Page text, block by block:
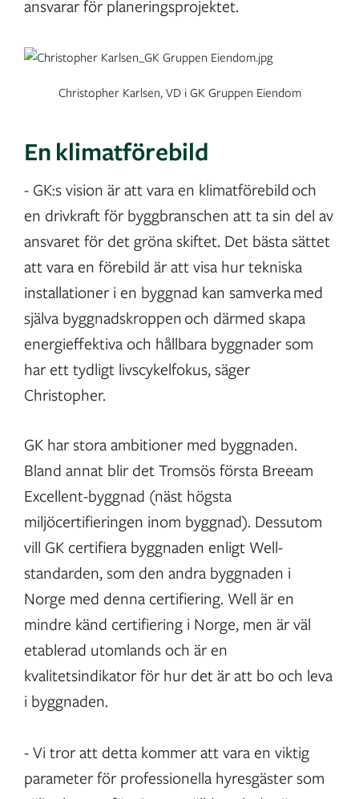
ansvarar för planeringsprojektet.
Christopher Karlsen, VD i GK Gruppen Eiendom
En klimatförebild
- GK:s vision är att vara en klimatförebild och
en drivkraft för byggbranschen att ta sin del av
ansvaret för det gröna skiftet. Det bästa sättet
att vara en förebild är att visa hur tekniska
installationer i en byggnad kan samverka med
själva byggnadskroppen och därmed skapa
energieffektiva och hållbara byggnader som
har ett tydligt livscykelfokus, säger
Christopher.
GK har stora ambitioner med byggnaden.
Bland annat blir det Tromsös första Breeam
Excellent-byggnad (näst högsta
miljöcertifieringen inom byggnad). Dessutom
vill GK certifiera byggnaden enligt Well-
standarden, som den andra byggnaden i
Norge med denna certifiering. Well är en
mindre känd certifiering i Norge, men är väl
etablerad utomlands och är en
kvalitetsindikator för hur det är att bo och leva
i byggnaden.
- Vi tror att detta kommer att vara en viktig
parameter för professionella hyresgäster som